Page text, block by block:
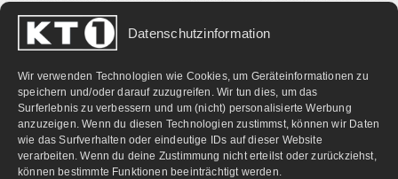
Datenschutzinformation
Wir verwenden Technologien wie Cookies, um Geräteinformationen zu
speichern und/oder darauf zuzugreifen. Wir tun dies, um das
Surferlebnis zu verbessern und um (nicht) personalisierte Werbung
anzuzeigen. Wenn du diesen Technologien zustimmst, können wir Daten
wie das Surfverhalten oder eindeutige IDs auf dieser Website
verarbeiten. Wenn du deine Zustimmung nicht erteilst oder zurückziehst,
können bestimmte Funktionen beeinträchtigt werden.
PARTNERLINKS: